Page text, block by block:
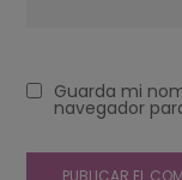
Guarda mi
navegador